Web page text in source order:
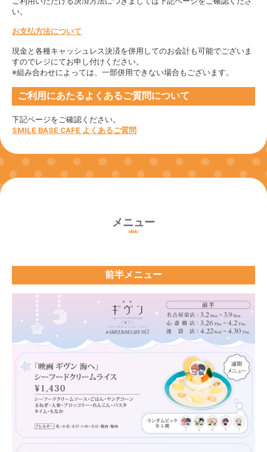
い。
お支払方法について
現金と各種キャッシュレス決済を併用してのお会計も可能でございま
すのでレジにてお申し付けください。
※組み合わせによっては、一部併用できない場合もございます。
ご利用にあたるよくあるご質問について
下記ページをご確認ください。
SMILE BASE CAFE よくあるご質問
メニュー
MENU
前半メニュー